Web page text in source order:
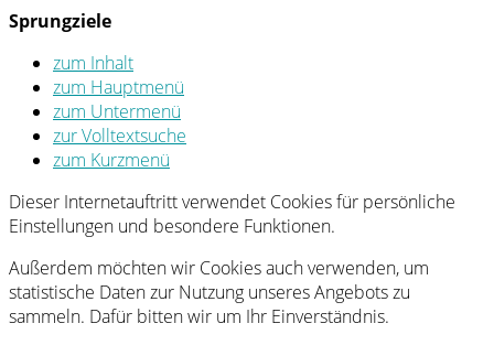
Sprungziele
zum Inhalt
zum Hauptmenü
zum Untermenü
zur Volltextsuche
zum Kurzmenü
Dieser Internetauftritt verwendet Cookies für persönliche
Einstellungen und besondere Funktionen.
Außerdem möchten wir Cookies auch verwenden, um
statistische Daten zur Nutzung unseres Angebots zu
sammeln. Dafür bitten wir um Ihr Einverständnis.